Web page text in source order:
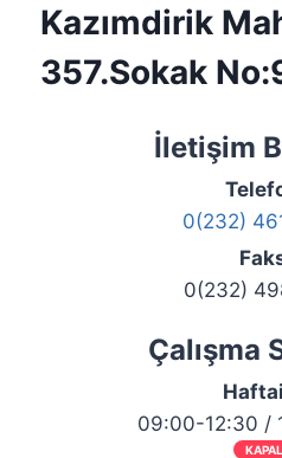
Kazımdirik
357.Sokak
İletişim
0(232)
0(232)
Çalışma
09:00-12:30 /